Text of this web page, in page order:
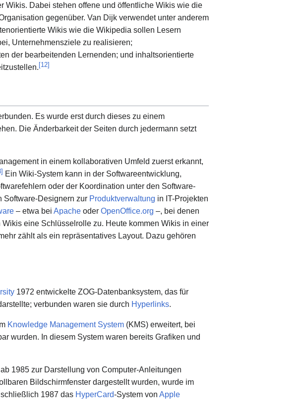
Wikis. Dabei stehen offene und öffentliche Wikis wie die
gegenüber. Van Dijk verwendet unter anderem
Wikis wie die Wikipedia sollen Lesern
Unternehmensziele zu realisieren;
der bearbeitenden Lernenden; und inhaltsorientierte
[12]
Es wurde erst durch dieses zu einem
Die Änderbarkeit der Seiten durch jedermann setzt
in einem kollaborativen Umfeld zuerst erkannt,
] Ein Wiki-System kann in der Softwareentwicklung,
oder der Koordination unter den Software-
Software-Designern zur Produktverwaltung in IT-Projekten
– etwa bei Apache oder OpenOffice.org –, bei denen
eine Schlüsselrolle zu. Heute kommen Wikis in einer
zählt als ein repräsentatives Layout. Dazu gehören
1972 entwickelte ZOG-Datenbanksystem, das für
verbunden waren sie durch Hyperlinks.
Knowledge Management System (KMS) erweitert, bei
wurden. In diesem System waren bereits Grafiken und
1985 zur Darstellung von Computer-Anleitungen
Bildschirmfenster dargestellt wurden, wurde im
1987 das HyperCard-System von Apple